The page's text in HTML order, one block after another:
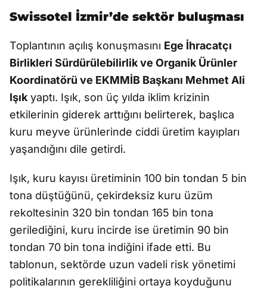
Swissotel İzmir’de sektör buluşması
Toplantının açılış konuşmasını Ege İhracatçı
Birlikleri Sürdürülebilirlik ve Organik Ürünler
Koordinatörü ve EKMMİB Başkanı Mehmet Ali
Işık yaptı. Işık, son üç yılda iklim krizinin
etkilerinin giderek arttığını belirterek, başlıca
kuru meyve ürünlerinde ciddi üretim kayıpları
yaşandığını dile getirdi.
Işık, kuru kayısı üretiminin 100 bin tondan 5 bin
tona düştüğünü, çekirdeksiz kuru üzüm
rekoltesinin 320 bin tondan 165 bin tona
gerilediğini, kuru incirde ise üretimin 90 bin
tondan 70 bin tona indiğini ifade etti. Bu
tablonun, sektörde uzun vadeli risk yönetimi
politikalarının gerekliliğini ortaya koyduğunu